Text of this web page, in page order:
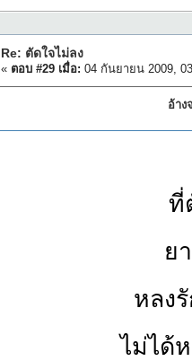
Re: ตัดใจไม่ลง
« ตอบ #29 เมื่อ: 04 กันยายน 2009,
อ้าง
ที่
ย
หลง
ไม่ได้